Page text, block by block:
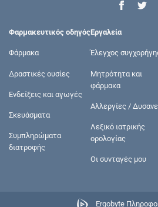
Φαρμακευτικός οδηγός
Φάρμακα
Δραστικές ουσίες
Ενδείξεις και αγωγές
Σκευάσματα
Συμπληρώματα
διατροφής
Εργαλεία
Έλεγχος
Μητρότητα και
φάρμακα
Αλλεργίες /
Λεξικό ιατρικής
ορολογίας
Οι συνταγές μου
Ergobyte